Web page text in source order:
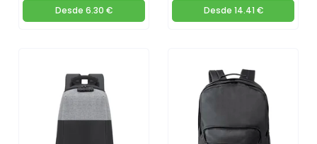
Desde 6.30 € Desde 14.41 €